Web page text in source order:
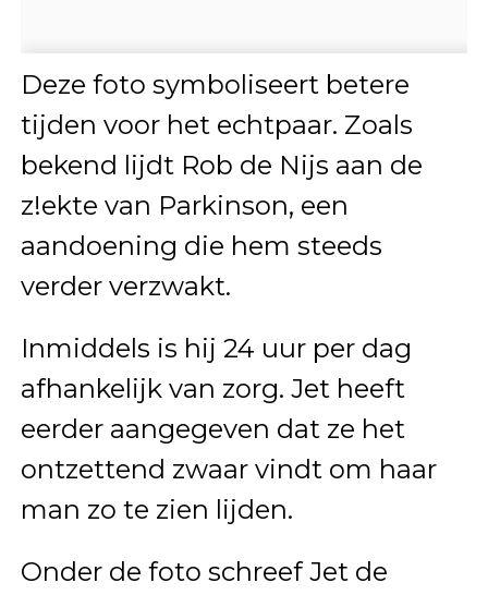
Deze foto symboliseert betere
tijden voor het echtpaar. Zoals
bekend lijdt Rob de Nijs aan de
z!ekte van Parkinson, een
aandoening die hem steeds
verder verzwakt.
Inmiddels is hij 24 uur per dag
afhankelijk van zorg. Jet heeft
eerder aangegeven dat ze het
ontzettend zwaar vindt om haar
man zo te zien lijden.
Onder de foto schreef Jet de